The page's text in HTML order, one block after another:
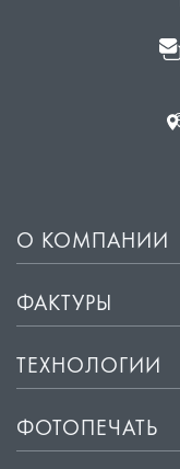
О КОМПАНИИ
ФАКТУРЫ
ТЕХНОЛОГИИ
ФОТОПЕЧАТЬ